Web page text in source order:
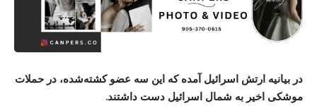
در بیانیه ارتش اسرائیل آمده که این سه عضو کشته‌شده، در حملات
موشکی اخیر به شمال اسرائیل دست داشتند.